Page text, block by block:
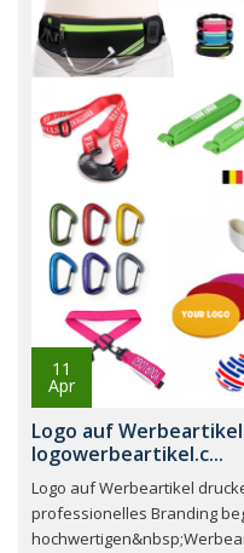
11
Apr
Logo auf
logowerbeartikel.c...
Logo auf Werbeartikel
professionelles Branding